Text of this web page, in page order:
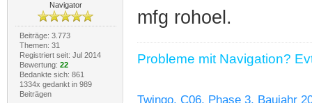
Navigator
Beiträge: 3.773
Themen: 31
Registriert seit: Jul 2014
Bewertung: 22
Bedankte sich: 861
1334x gedankt in 989
Beiträgen
mfg rohoel.
Probleme mit Navigation?
Twingo, C06, Phase 3, Baujahr